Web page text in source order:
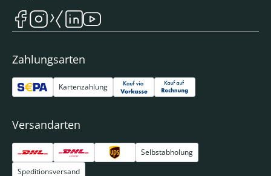
Zahlungsarten
Kartenzahlung
Versandarten
Selbstabholung
Speditionsversand